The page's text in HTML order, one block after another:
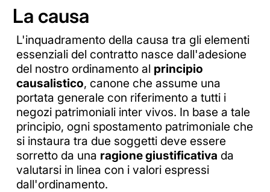
La causa
L'inquadramento della causa tra gli elementi
essenziali del contratto nasce dall'adesione
del nostro ordinamento al principio
causalistico, canone che assume una
portata generale con riferimento a tutti i
negozi patrimoniali inter vivos. In base a tale
principio, ogni spostamento patrimoniale che
si instaura tra due soggetti deve essere
sorretto da una ragione giustificativa da
valutarsi in linea con i valori espressi
dall'ordinamento.